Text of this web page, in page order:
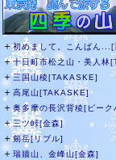
＋初めまして。こんばん...[
＋十日町市松之山・美人林
＋三国山稜[TAKASKE]
＋ 高尾山[TAKASKE]
＋奥多摩の長沢背稜[ピーク
＋三ツ峠[金森]
＋剱岳[リブル]
＋ 瑞牆山、金峰山[金森]